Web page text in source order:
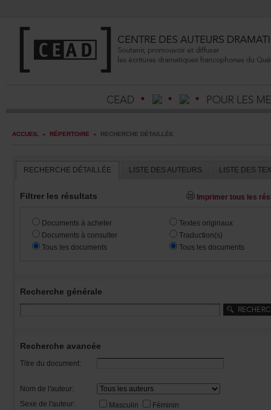
ACCUEIL » RÉPERTOIRE » RECHERCHEDÉTAILLÉE
RECHERCHEDÉTAILLÉE LISTEDESAUTEURS
Filtrerlesrésultats
Documentsàacheter
Documentsàconsulter
Touslesdocuments
Textesoriginaux
Traduction(s)
Touslesdocuments
Recherchegénérale
Rechercheavancée
Titredudocument:
Nomdel'auteur:
Sexedel'auteur:
Masculin Féminin